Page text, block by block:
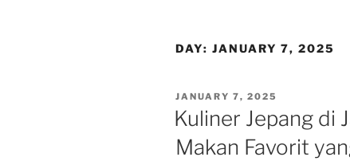
DAY: JANUARY 7, 2025
POSTED
ON
JANUARY 7, 2025
Kuliner Jepang di
Makan Favorit